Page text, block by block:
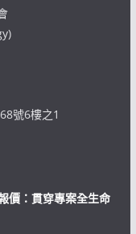
號6樓之1
價：貫穿專案全生命